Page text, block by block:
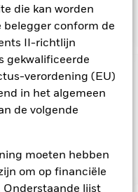
die kan worden
belegger conform de
II-richtlijn
gekwalificeerde
verordening (EU)
in het algemeen
de volgende
moeten hebben
om op financiële
Onderstaande lijst
Index weerspiegelt.
De waarde en
dalen en stijgen, en
mogelijk hun
Toon minder